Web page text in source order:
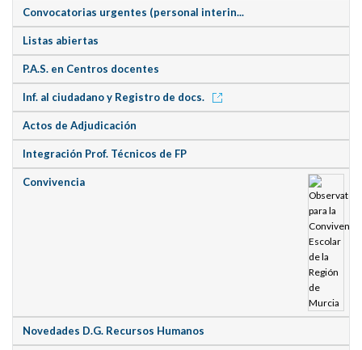
Convocatorias urgentes (personal interin...
Listas abiertas
P.A.S. en Centros docentes
Inf. al ciudadano y Registro de docs.
Actos de Adjudicación
Integración Prof. Técnicos de FP
Convivencia
Novedades D.G. Recursos Humanos